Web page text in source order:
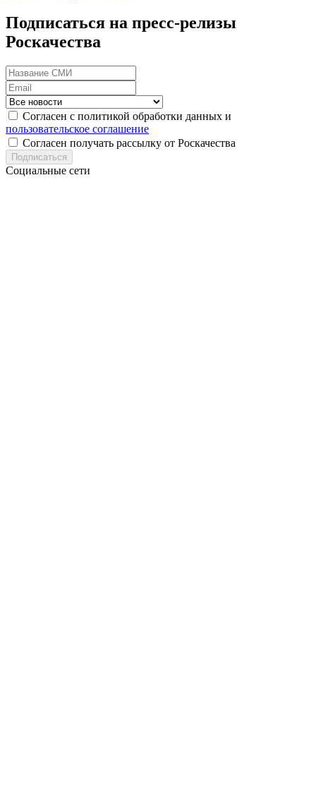
Подписаться на пресс-релизы
Роскачества
Согласен с политикой обработки данных и
пользовательское соглашение
Согласен получать рассылку от Роскачества
Подписаться
Социальные сети